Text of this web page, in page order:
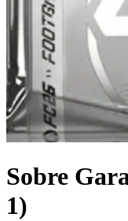
Sobre
1)